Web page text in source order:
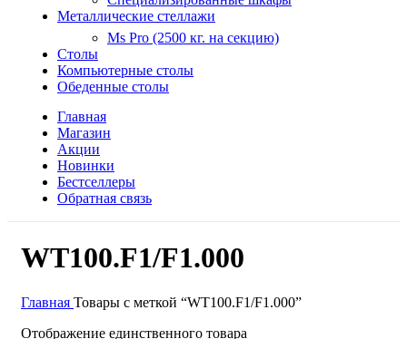
Металлические стеллажи
Ms Pro (2500 кг. на секцию)
Столы
Компьютерные столы
Обеденные столы
Главная
Магазин
Акции
Новинки
Бестселлеры
Обратная связь
WT100.F1/F1.000
Главная Товары с меткой “WT100.F1/F1.000”
Отображение единственного товара